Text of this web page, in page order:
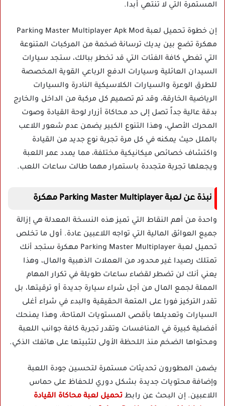
المستمرة التي لا تنتهي أبدا.
إن خطوة تحميل لعبة Parking Master Multiplayer Apk Mod
مهكرة تضع بين يديك ترسانة ضخمة من المركبات المتنوعة
التي تغطي كافة الفئات التي قد تخطر ببالك، ستجد سيارات
السيدان العائلية وسيارات الدفع الرباعي القوية المخصصة
للطرق الوعرة والسيارات الكلاسيكية النادرة والسيارات
الرياضية الخارقة، وقد تم تصميم كل مركبة من الداخل والخارج
بدقة عالية جداً تصل إلى حد محاكاة أزرار لوحة القيادة وصوت
المحرك الأصلي، وهذا التنوع الكبير يضمن عدم شعور اللاعب
بالملل حيث يمكنه في كل مرة تجربة نوع جديد من القيادة
واكتشاف خصائص ميكانيكية مختلفة، مما يمدد عمر اللعبة
ويجعلها تجربة متجددة باستمرار مهما طالت ساعات اللعب.
نبذة عن لعبة Parking Master Multiplayer مهكرة
واحدة من أهم النقاط التي تميز هذه النسخة المعدلة هي إزالة
جميع العوائق المالية التي تواجه اللاعبين عادة. أول ما تخلص
تحميل لعبة Parking Master Multiplayer مهكرة ستجد أنك
تمتلك رصيدا غير محدود من العملات الذهبية والمال، وهذا
يعني أنك لن تضطر لقضاء ساعات طويلة في تكرار المهام
المملة لجمع المال من أجل شراء سيارة جديدة أو ترقيتها، بل
تقدر التركيز فورا على المتعة الحقيقية والبدء في شراء أغلى
السيارات وتعديلها بأقصى المستويات المتاحة، وهذا يمنحك
أفضلية كبيرة في المنافسات وتقدر تجربة كافة جوانب اللعبة
ومحتواها الضخم منذ اللحظة الأولى لتثبيتها على هاتفك الذكي.
يضمن المطورون تحديثات مستمرة لتحسين جودة اللعبة
وإضافة محتويات جديدة بشكل دوري للحفاظ على حماس
اللاعبين. إن البحث عن رابط تحميل لعبة محاكاة القيادة